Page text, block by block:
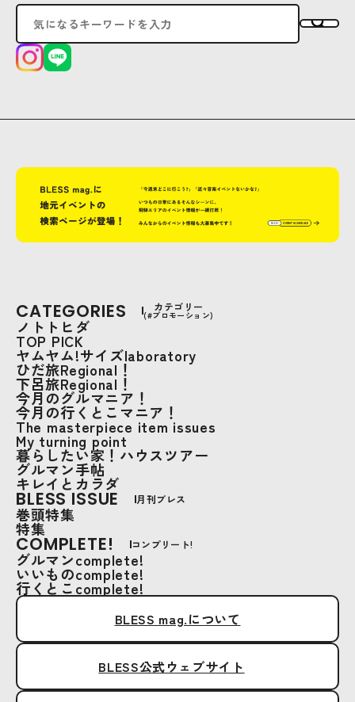
CATEGORIES カテゴリー
(#プロモーション)
ノトトヒダ
TOP PICK
ヤムヤム!サイズlaboratory
ひだ旅Regional！
下呂旅Regional！
今月のグルマニア！
今月の行くとこマニア！
The masterpiece item issues
My turning point
暮らしたい家！ハウスツアー
グルマン手帖
キレイとカラダ
BLESS ISSUE 月刊ブレス
巻頭特集
特集
COMPLETE! コンプリート!
グルマンcomplete!
いいものcomplete!
行くとこcomplete!
BLESS mag.について
BLESS公式ウェブサイト